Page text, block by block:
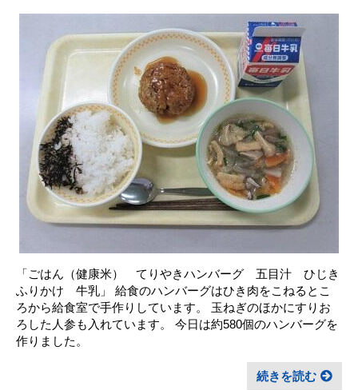
「ごはん（健康米） てりやきハンバーグ 五目汁 ひじき
ふりかけ 牛乳」 給食のハンバーグはひき肉をこねるとこ
ろから給食室で手作りしています。 玉ねぎのほかにすりお
ろした人参も入れています。 今日は約580個のハンバーグを
作りました。
続きを読む